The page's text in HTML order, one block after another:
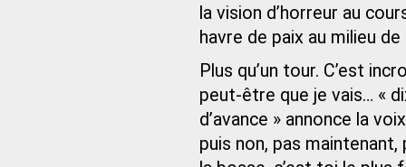
la vision d’horreur au
havre de paix au milieu
Plus qu’un tour. C’est
peut-être que je vais… «
d’avance » annonce la
puis non, pas